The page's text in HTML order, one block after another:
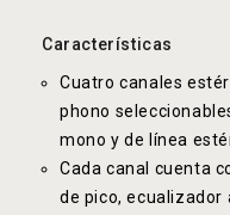
Características
Cuatro canales
phono
mono y de línea
Cada canal cuenta
de pico, ecualizador